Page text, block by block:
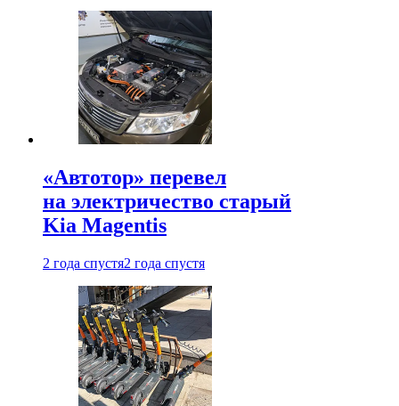
«Автотор» перевел
на электричество старый
Kia Magentis
2 года спустя2 года спустя